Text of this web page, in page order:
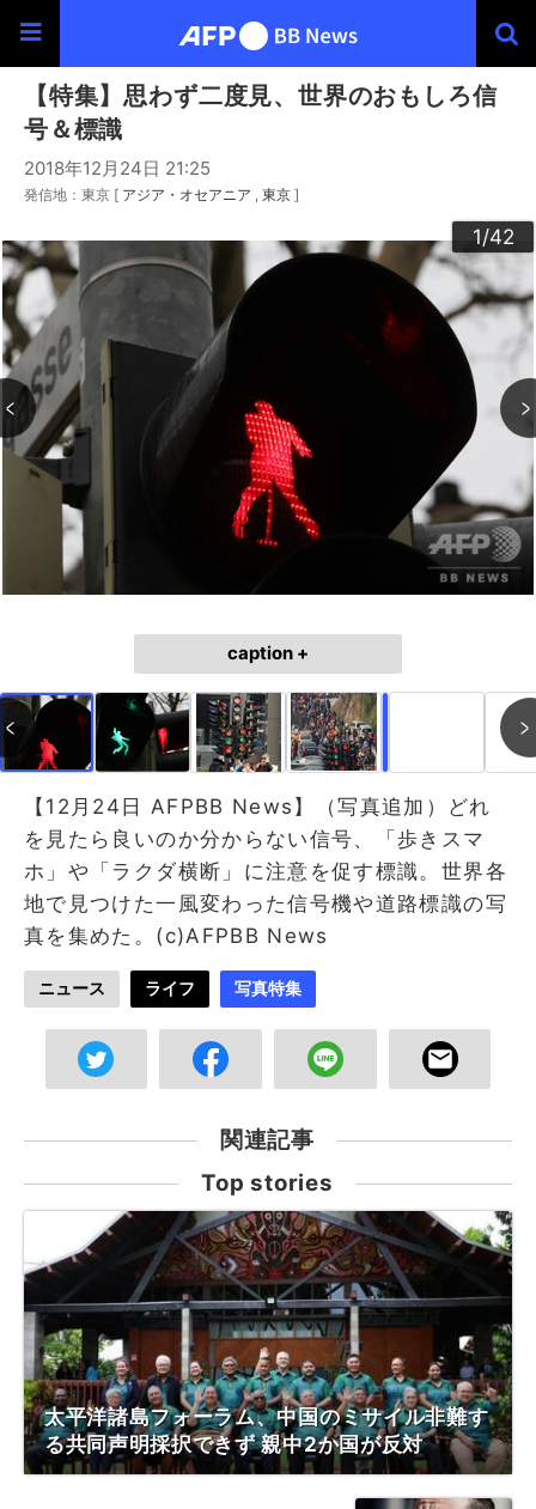
【特集】思わず二度見、世界のおもしろ信
号＆標識
2018年12月24日 21:25
発信地：東京 [ アジア・オセアニア 東京 ]
1/42
2/42
3/42
4/42
5/42
6/42
7/42
8/42
9/42
10/42
11/42
12/42
13/42
14/42
15/42
16/42
17/42
18/42
19/42
20/42
21/42
22/42
23/42
24/42
25/42
26/42
27/42
28/42
29/42
30/42
31/42
32/42
33/42
34/42
35/42
36/42
37/42
38/42
39/42
40/42
41/42
42/42
caption +
中 画像作成中
【12月24日 AFPBB News】（写真追加）どれ
を見たら良いのか分からない信号、「歩きスマ
ホ」や「ラクダ横断」に注意を促す標識。世界各
地で見つけた一風変わった信号機や道路標識の写
真を集めた。(c)AFPBB News
ニュース ライフ 写真特集
関連記事
Top stories
太平洋諸島フォーラム、中国のミサイル非難す
る共同声明採択できず 親中2か国が反対